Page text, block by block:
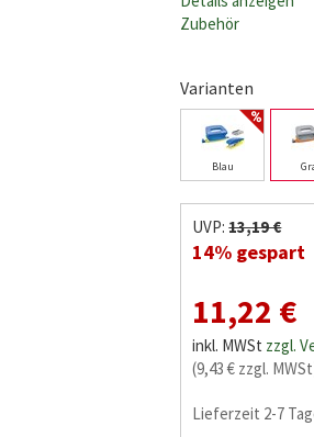
Zubehör
Varianten
Blau
UVP:13,19 €
14% gespart
11,22 €
inkl. MWSt zzgl.
(9,43 € zzgl.
Lieferzeit 2-7